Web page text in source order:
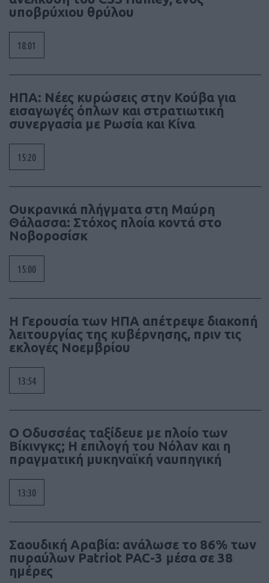
υποβρύχιου θρύλου
18:01
ΗΠΑ: Νέες κυρώσεις στην Κούβα για
εισαγωγές όπλων και στρατιωτική
συνεργασία με Ρωσία και Κίνα
15:20
Ουκρανικά πλήγματα στη Μαύρη
Θάλασσα: Στόχος πλοία κοντά στο
Νοβοροσίσκ
15:00
Η Γερουσία των ΗΠΑ απέτρεψε διακοπή
λειτουργίας της κυβέρνησης, πριν τις
εκλογές Νοεμβρίου
13:54
Ο Οδυσσέας ταξίδευε με πλοίο των
Βίκινγκς; Η επιλογή του Νόλαν και η
πραγματική μυκηναϊκή ναυπηγική
13:30
Σαουδική Αραβία: ανάλωσε το 86% των
πυραύλων Patriot PAC-3 μέσα σε 38
ημέρες